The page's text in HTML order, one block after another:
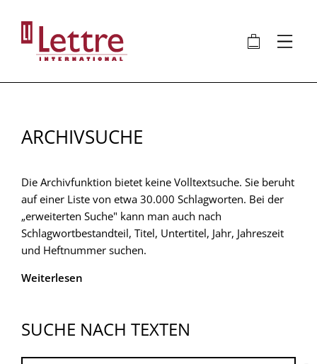
Inhalt
🛍 ⋮
ARCHIVSUCHE
Die Archivfunktion bietet keine Volltextsuche. Sie beruht
auf einer Liste von etwa 30.000 Schlagworten. Bei der
„erweiterten Suche" kann man auch nach
Schlagwortbestandteil, Titel, Untertitel, Jahr, Jahreszeit
und Heftnummer suchen.
Weiterlesen
SUCHE NACH TEXTEN